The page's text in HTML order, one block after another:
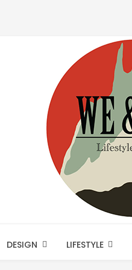
DESIGN LIFESTYLE